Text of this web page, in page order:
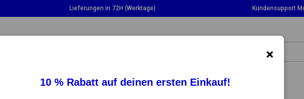
Lieferungen in 72H (Werktage) Kundensupport
TOGGLE DROPDOWN
ERGÄNZUNGENTOGGLE DROPDOWN
GESUNDHEITTOGGLE DROPDOWN
BABY UND MAMA
×